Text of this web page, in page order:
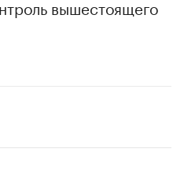
вышестоящего